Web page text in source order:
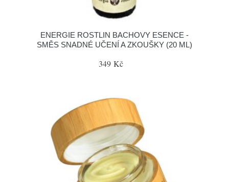
ENERGIE ROSTLIN BACHOVY ESENCE -
SMĚS SNADNÉ UČENÍ A ZKOUŠKY (20 ML)
349 Kč